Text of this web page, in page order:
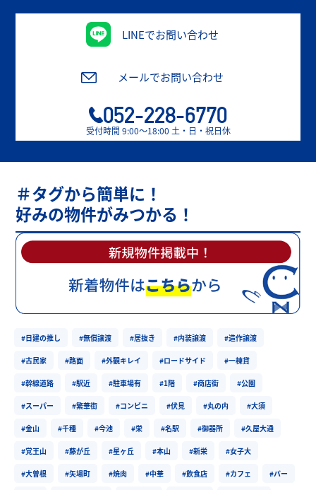
LINEでお問い合わせ
メールでお問い合わせ
052-228-6770
受付時間 9:00〜18:00 土・日・祝日休
＃タグから簡単に！
好みの物件がみつかる！
#日建の推し #無償譲渡 #居抜き #内装譲渡 #造作譲渡
#古民家 #路面 #外観キレイ #ロードサイド #一棟貸
#幹線道路 #駅近 #駐車場有 #1階 #商店街 #公園
#スーパー #繁華街 #コンビニ #伏見 #丸の内 #大須
#金山 #千種 #今池 #栄 #名駅 #御器所 #久屋大通
#覚王山 #藤が丘 #星ヶ丘 #本山 #新栄 #女子大
#大曽根 #矢場町 #焼肉 #中華 #飲食店 #カフェ #バー